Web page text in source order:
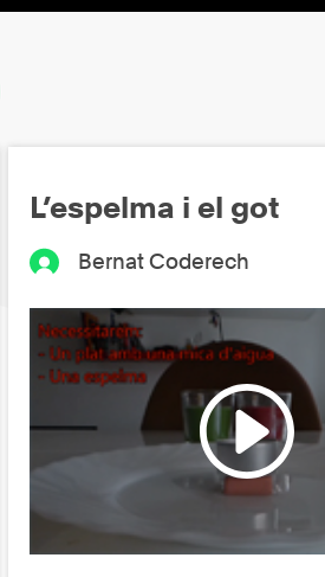
L’espelma i el got
Bernat Coderech